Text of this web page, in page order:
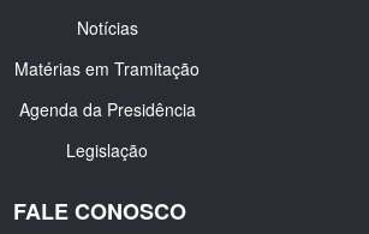
Notícias
Matérias em Tramitação
Agenda da Presidência
Legislação
FALE CONOSCO